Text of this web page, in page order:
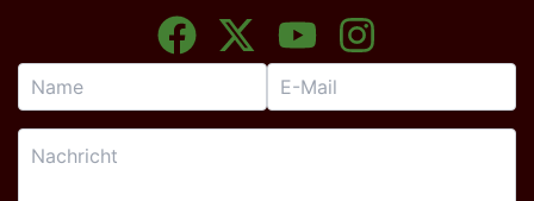
F
a
c
e
X
-
t
w
Y
o
u
t
I
n
s
t